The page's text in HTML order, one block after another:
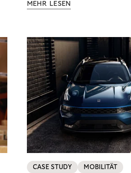
Wettbewerbsvorteil. In
(DSGVO) – geraten viele
Grenzen traditioneller
MEHR LESEN
CASE STUDY MOBILITÄT